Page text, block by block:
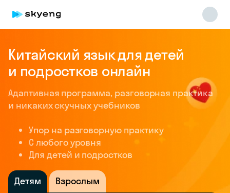
Китайский язык для детей
и подростков онлайн
Адаптивная программа, разговорная практика
и никаких скучных учебников
Упор на разговорную практику
C любого уровня
Для детей и подростков
Детям Взрослым